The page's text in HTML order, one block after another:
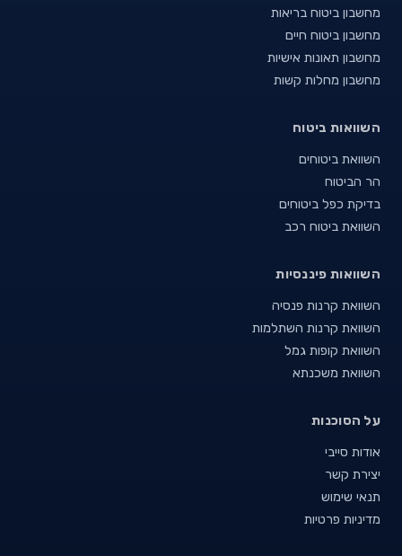
מחשבון ביטוח בריאות
מחשבון ביטוח חיים
מחשבון תאונות אישיות
מחשבון מחלות קשות
השוואות ביטוח
השוואת ביטוחים
הר הביטוח
בדיקת כפל ביטוחים
השוואת ביטוח רכב
השוואות פיננסיות
השוואת קרנות פנסיה
השוואת קרנות השתלמות
השוואת קופות גמל
השוואת משכנתא
על הסוכנות
אודות סייבי
יצירת קשר
תנאי שימוש
מדיניות פרטיות